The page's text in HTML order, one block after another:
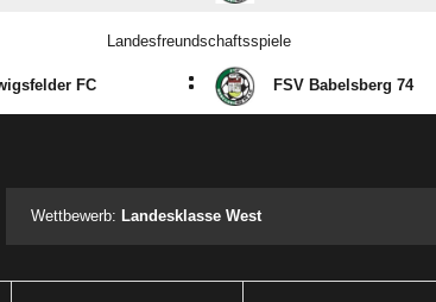
Landesfreundschaftsspiele
FC : FSV Babelsberg 74
Wettbewerb: Landesklasse West